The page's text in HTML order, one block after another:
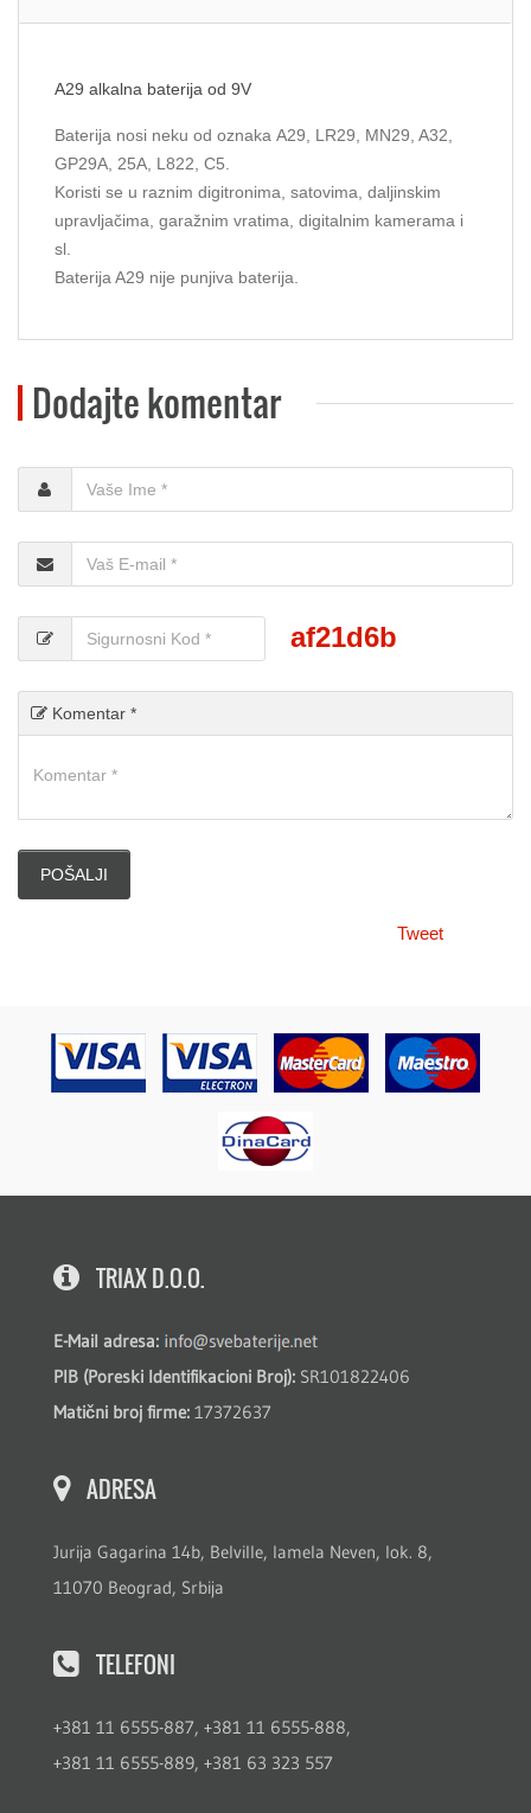
A29 alkalna baterija od 9V
Baterija nosi neku od oznaka A29, LR29, MN29, A32,
GP29A, 25A, L822, C5.
Koristi se u raznim digitronima, satovima, daljinskim
upravljačima, garažnim vratima, digitalnim kamerama i
sl.
Baterija A29 nije punjiva baterija.
Dodajte komentar
af21d6b
Komentar *
Tweet
TRIAX D.O.O.
E-Mail adresa:
PIB (Poreski Identifikacioni Broj): SR101822406
Matični broj firme: 17372637
ADRESA
Jurija Gagarina 14b, Belville, lamela Neven, lok. 8,
11070 Beograd, Srbija
TELEFONI
+381 11 6555-887, +381 11 6555-888,
+381 11 6555-889, +381 63 323 557